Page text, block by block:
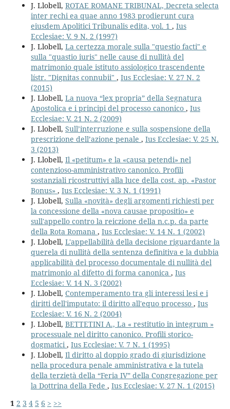
J. Llobell, ROTAE ROMANE TRIBUNAL, Decreta selecta
inter rechi ea quae anno 1983 prodierunt cura
eiusdem Apolitici Tribunalis edita, vol. 1 , Ius
Ecclesiae: V. 9 N. 2 (1997)
J. Llobell, La certezza morale sulla "questio facti" e
sulla "quastio iuris" nelle cause di nullità del
matrimonio quale istituto assiologico trascendente
lístr. "Dignitas connubii" , Ius Ecclesiae: V. 27 N. 2
(2015)
J. Llobell, La nuova “lex propria” della Segnatura
Apostolica e i principi del processo canonico , Ius
Ecclesiae: V. 21 N. 2 (2009)
J. Llobell, Sull’interruzione e sulla sospensione della
prescrizione dell’azione penale , Ius Ecclesiae: V. 25 N.
3 (2013)
J. Llobell, Il «petitum» e la «causa petendi» nel
contenzioso-amministrativo canonico. Profili
sostanziali ricostruttivi alla luce della cost. ap. «Pastor
Bonus» , Ius Ecclesiae: V. 3 N. 1 (1991)
J. Llobell, Sulla «novità» degli argomenti richiesti per
la concessione della «nova causae propositio» e
sull'appello contro la reiczione della n.c.p. da parte
della Rota Romana , Ius Ecclesiae: V. 14 N. 1 (2002)
J. Llobell, L'appellabilità della decisione riguardante la
querela di nullità della sentenza definitiva e la dubbia
applicabilità del processo documentale di nullità del
matrimonio al difetto di forma canonica , Ius
Ecclesiae: V. 14 N. 3 (2002)
J. Llobell, Contemperamento tra gli interessi lesi e i
diritti dell'imputato: il diritto all'equo processo , Ius
Ecclesiae: V. 16 N. 2 (2004)
J. Llobell, BETTETINI A., La « restitutio in ìntegrum »
processuale nel diritto canonico. Profili storico-
dogmatici, Ius Ecclesiae: V. 7 N. 1 (1995)
J. Llobell, Il diritto al doppio grado di giurisdizione
nella procedura penale amministrativa e la tutela
della terzietà della “Feria IV” della Congregazione per
la Dottrina della Fede , Ius Ecclesiae: V. 27 N. 1 (2015)
1 2 3 4 5 6 > >>